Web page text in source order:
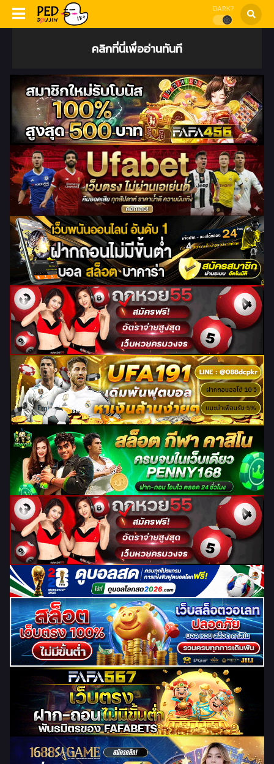
DARK?
คลิกที่นี่เพื่ออ่านทันที